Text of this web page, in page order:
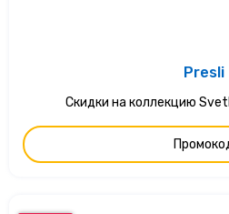
Presli
Скидки на коллекцию